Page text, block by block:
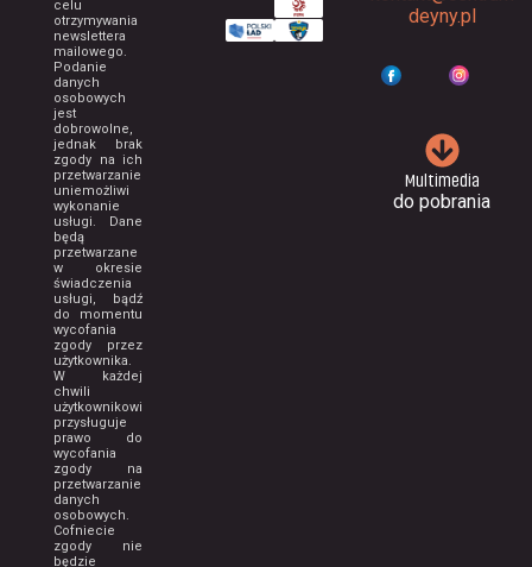
celu
otrzymywania
newslettera
mailowego.
Podanie
danych
osobowych
jest
dobrowolne,
jednak brak
zgody na ich
przetwarzanie
uniemożliwi
wykonanie
usługi. Dane
będą
przetwarzane
w okresie
świadczenia
usługi, bądź
do momentu
wycofania
zgody przez
użytkownika.
W każdej
chwili
użytkownikowi
przysługuje
prawo do
wycofania
zgody na
przetwarzanie
danych
osobowych.
Cofniecie
zgody nie
będzie
deyny.pl
Multimedia
do pobrania